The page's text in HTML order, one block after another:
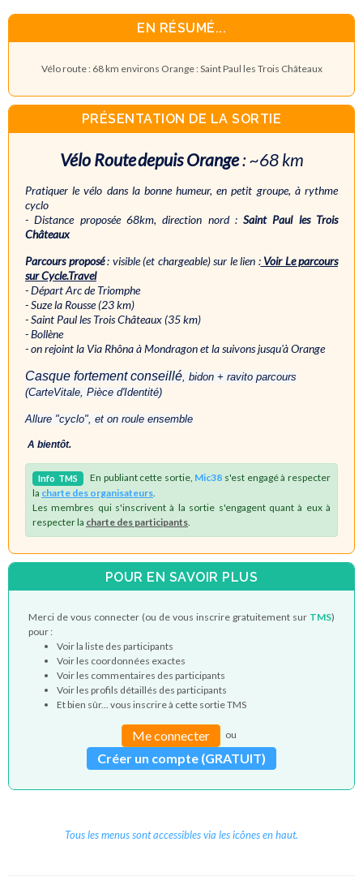
EN RÉSUMÉ...
Vélo route : 68 km environs Orange : Saint Paul les Trois Châteaux
PRÉSENTATION DE LA SORTIE
Vélo Routedepuis Orange: ~68 km
Pratiquer le vélo dans la bonne humeur, en petit groupe, à rythme
cyclo
- Distance proposée 68km, direction nord :Saint Paul les Trois
Châteaux
Parcours proposé: visible (et chargeable) sur le lien :Voir Le parcours
sur Cycle.Travel
- Départ Arc de Triomphe
- Suze la Rousse (23 km)
- Saint Paul les Trois Châteaux (35 km)
- Bollène
- on rejoint la Via Rhôna à Mondragon et la suivons jusqu'à Orange
Casque fortement conseillé , bidon + ravito parcours
(CarteVitale, Pièce d'Identité)
Allure "cyclo", et on roule ensemble
A bientôt.
Info TMS En publiant cette sortie, Mic38 s'est engagé à respecter
la charte des organisateurs
Les membres qui s'inscrivent à la sortie s'engagent quant à eux à
respecter la charte des participants
POUR EN SAVOIR PLUS
Merci de vous connecter (ou de vous inscrire gratuitement sur TMS)
pour :
Voir la liste des participants
Voir les coordonnées exactes
Voir les commentaires des participants
Voir les profils détaillés des participants
Et bien sûr... vous inscrire à cette sortie TMS
Me connecter ou
Créer un compte (GRATUIT)
Tous les menus sont accessibles via les icônes en haut.